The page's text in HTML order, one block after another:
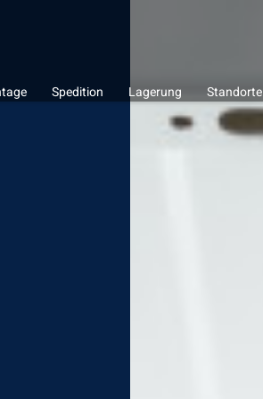
Spedition Lagerung Standorte